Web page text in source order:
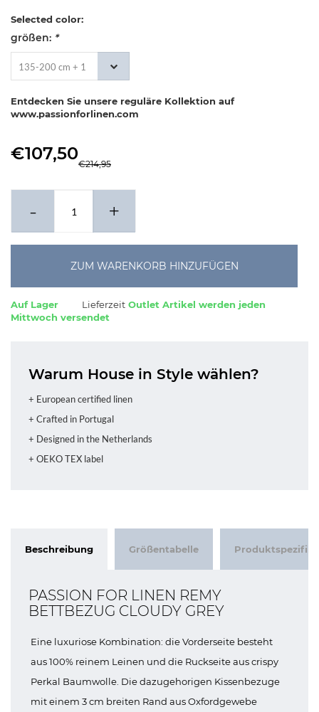
Selected color:
größen: *
135-200 cm + 1
x 80-80 cm
Entdecken Sie unsere reguläre Kollektion auf
www.passionforlinen.com
€107,50
€214,95
- +
ZUM WARENKORB HINZUFÜGEN
Auf Lager Lieferzeit Outlet Artikel werden jeden
Mittwoch versendet
Warum House in Style wählen?
+ European certified linen
+ Crafted in Portugal
+ Designed in the Netherlands
+ OEKO TEX label
Beschreibung Größentabelle
PASSION FOR LINEN REMY
BETTBEZUG CLOUDY GREY
Eine luxuriose Kombination: die Vorderseite besteht
aus 100% reinem Leinen und die Ruckseite aus crispy
Perkal Baumwolle. Die dazugehorigen Kissenbezuge
mit einem 3 cm breiten Rand aus Oxfordgewebe